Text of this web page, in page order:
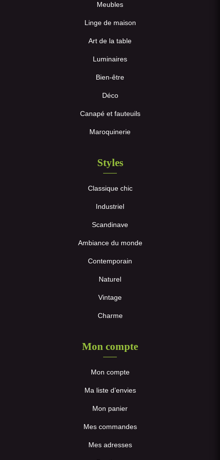
Meubles
Linge de maison
Art de la table
Luminaires
Bien-être
Déco
Canapé et fauteuils
Maroquinerie
Styles
Classique chic
Industriel
Scandinave
Ambiance du monde
Contemporain
Naturel
Vintage
Charme
Mon compte
Mon compte
Ma liste d’envies
Mon panier
Mes commandes
Mes adresses